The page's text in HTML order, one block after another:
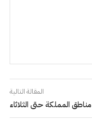
المقالة التالية
المملكة حتى الثلاثاء